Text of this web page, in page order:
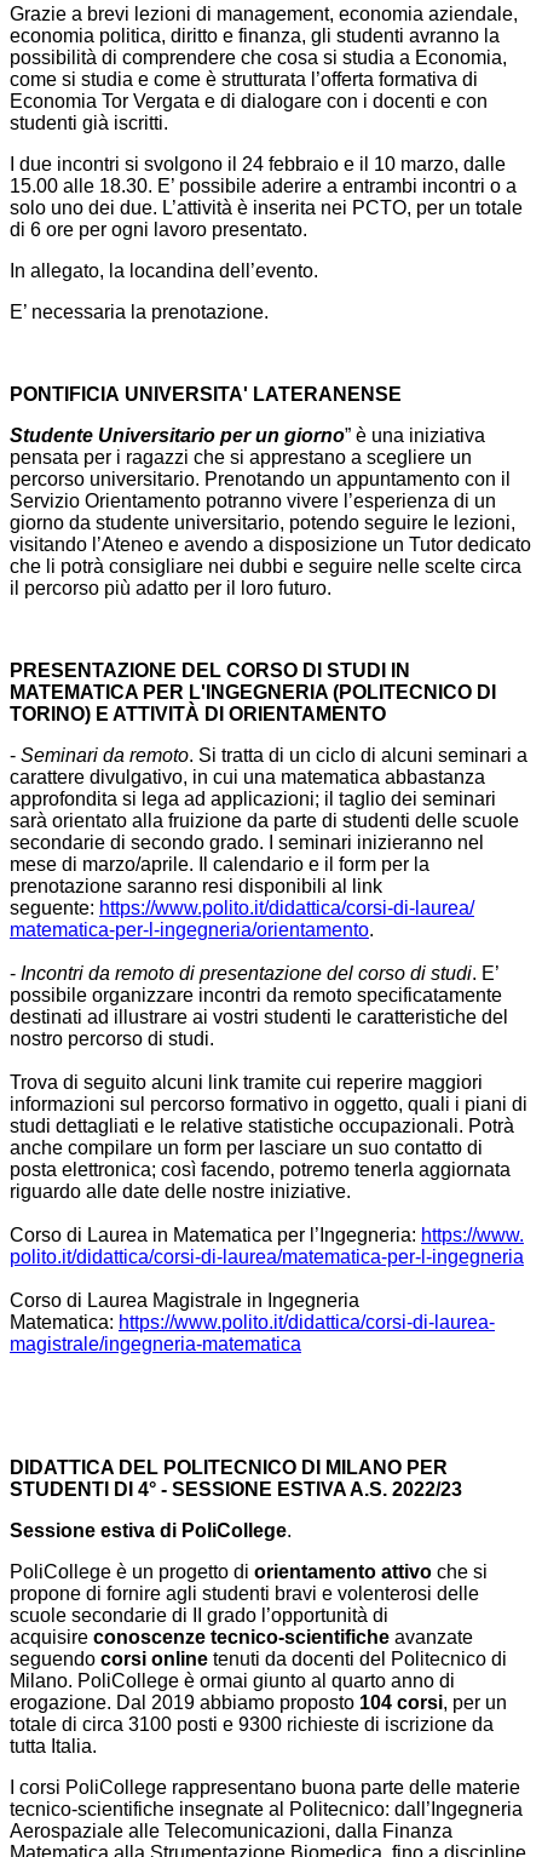
Grazie a brevi lezioni di management, economia aziendale,
economia politica, diritto e finanza, gli studenti avranno la
possibilità di comprendere che cosa si studia a Economia,
come si studia e come è strutturata l’offerta formativa di
Economia Tor Vergata e di dialogare con i docenti e con
studenti già iscritti.
I due incontri si svolgono il 24 febbraio e il 10 marzo, dalle
15.00 alle 18.30. E’ possibile aderire a entrambi incontri o a
solo uno dei due. L’attività è inserita nei PCTO, per un totale
di 6 ore per ogni lavoro presentato.
In allegato, la locandina dell’evento.
E’ necessaria la prenotazione.
PONTIFICIA UNIVERSITA' LATERANENSE
Studente Universitario per un giorno” è una iniziativa
pensata per i ragazzi che si apprestano a scegliere un
percorso universitario. Prenotando un appuntamento con il
Servizio Orientamento potranno vivere l’esperienza di un
giorno da studente universitario, potendo seguire le lezioni,
visitando l’Ateneo e avendo a disposizione un Tutor dedicato
che li potrà consigliare nei dubbi e seguire nelle scelte circa
il percorso più adatto per il loro futuro.
PRESENTAZIONE DEL CORSO DI STUDI IN
MATEMATICA PER L'INGEGNERIA (POLITECNICO DI
TORINO) E ATTIVITÀ DI ORIENTAMENTO
- Seminari da remoto. Si tratta di un ciclo di alcuni seminari a
carattere divulgativo, in cui una matematica abbastanza
approfondita si lega ad applicazioni; il taglio dei seminari
sarà orientato alla fruizione da parte di studenti delle scuole
secondarie di secondo grado. I seminari inizieranno nel
mese di marzo/aprile. Il calendario e il form per la
prenotazione saranno resi disponibili al link
seguente: https://www.polito.it/didattica/corsi-di-laurea/
matematica-per-l-ingegneria/orientamento.
- Incontri da remoto di presentazione del corso di studi. E’
possibile organizzare incontri da remoto specificatamente
destinati ad illustrare ai vostri studenti le caratteristiche del
nostro percorso di studi.
Trova di seguito alcuni link tramite cui reperire maggiori
informazioni sul percorso formativo in oggetto, quali i piani di
studi dettagliati e le relative statistiche occupazionali. Potrà
anche compilare un form per lasciare un suo contatto di
posta elettronica; così facendo, potremo tenerla aggiornata
riguardo alle date delle nostre iniziative.
Corso di Laurea in Matematica per l’Ingegneria: https://www.
polito.it/didattica/corsi-di- laurea/matematica-per-l-ingegneria
Corso di Laurea Magistrale in Ingegneria
Matematica: https://www.polito.it/didattica/corsi-di- laurea-
magistrale/ingegneria-matematica
DIDATTICA DEL POLITECNICO DI MILANO PER
STUDENTI DI 4° - SESSIONE ESTIVA A.S. 2022/23
Sessione estiva di PoliCollege.
PoliCollege è un progetto di orientamento attivo che si
propone di fornire agli studenti bravi e volenterosi delle
scuole secondarie di II grado l’opportunità di
acquisire conoscenze tecnico-scientifiche avanzate
seguendo corsi online tenuti da docenti del Politecnico di
Milano. PoliCollege è ormai giunto al quarto anno di
erogazione. Dal 2019 abbiamo proposto 104 corsi, per un
totale di circa 3100 posti e 9300 richieste di iscrizione da
tutta Italia.
I corsi PoliCollege rappresentano buona parte delle materie
tecnico-scientifiche insegnate al Politecnico: dall’Ingegneria
Aerospaziale alle Telecomunicazioni, dalla Finanza